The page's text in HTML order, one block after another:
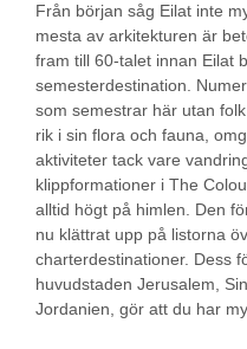
Från början såg Eilat inte
mesta av arkitekturen är
fram till 60-talet innan Eilat
semesterdestination.
som semestrar här utan
rik i sin flora och fauna,
aktiviteter tack vare
klippformationer i The
alltid högt på himlen. Den
nu klättrat upp på listorna
charterdestinationer. Dess
huvudstaden Jerusalem,
Jordanien, gör att du har